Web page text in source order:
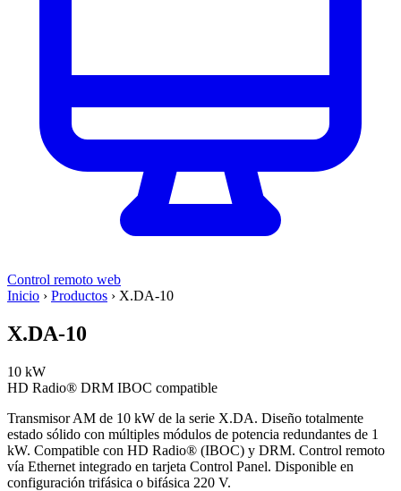
Control remoto web
Inicio › Productos › X.DA-10
X.DA-10
10 kW
HD Radio® DRM IBOC compatible
Transmisor AM de 10 kW de la serie X.DA. Diseño totalmente
estado sólido con múltiples módulos de potencia redundantes de 1
kW. Compatible con HD Radio® (IBOC) y DRM. Control remoto
vía Ethernet integrado en tarjeta Control Panel. Disponible en
configuración trifásica o bifásica 220 V.